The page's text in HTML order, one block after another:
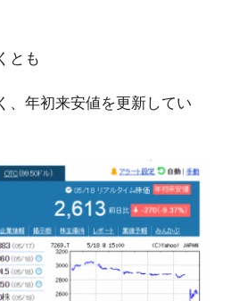
とも
、年初来安値を更新してい